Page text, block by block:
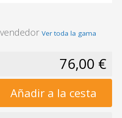
Ver toda la gama
76,00 €
Añadir a la cesta